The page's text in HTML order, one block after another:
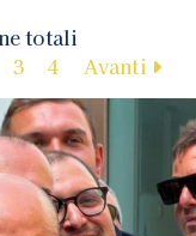
totali
3 4 Avanti